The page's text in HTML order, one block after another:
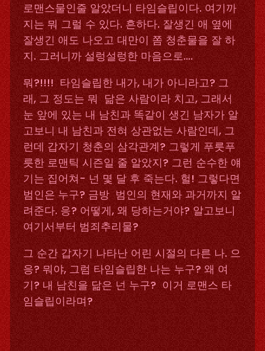
로맨스물인줄 알았더니 타임슬립이다. 여기까
지는 뭐 그럴 수 있다. 흔하다. 잘생긴 애 옆에
잘생긴 애도 나오고 대만이 쫌 청춘물을 잘 하
지. 그러니까 설렁설렁한 마음으로….
뭐?!!!! 타임슬립한 내가, 내가 아니라고? 그
래, 그 정도는 뭐 닮은 사람이라 치고, 그래서
눈 앞에 있는 내 남친과 똑같이 생긴 남자가 알
고보니 내 남친과 전혀 상관없는 사람인데, 그
런데 갑자기 청춘의 삼각관계? 그렇게 푸릇푸
릇한 로맨틱 시즌일 줄 알았지? 그런 순수한 얘
기는 집어쳐- 넌 몇 달 후 죽는다. 헐! 그렇다면
범인은 누구? 금방 범인의 현재와 과거까지 알
려준다. 응? 어떻게, 왜 당하는거야? 알고보니
여기서부터 범죄추리물?
그 순간 갑자기 나타난 어린 시절의 다른 나. 으
응? 뭐야, 그럼 타임슬립한 나는 누구? 왜 여
기? 내 남친을 닮은 넌 누구? 이거 로맨스 타
임슬립이라며?